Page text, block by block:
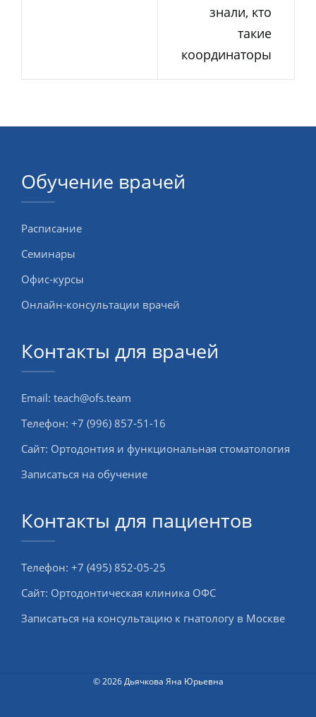
знали, кто
такие
координаторы
Обучение врачей
Расписание
Семинары
Офис-курсы
Онлайн-консультации врачей
Контакты для врачей
Email: teach@ofs.team
Телефон: +7 (996) 857-51-16
Сайт: Ортодонтия и функциональная стоматология
Записаться на обучение
Контакты для пациентов
Телефон: +7 (495) 852-05-25
Сайт: Ортодонтическая клиника ОФС
Записаться на консультацию к гнатологу в Москве
© 2026 Дьячкова Яна Юрьевна